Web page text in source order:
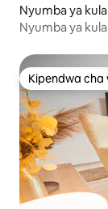
Nyumba ya
Nyumba ya
Kipendwa cha
Kipendwa cha